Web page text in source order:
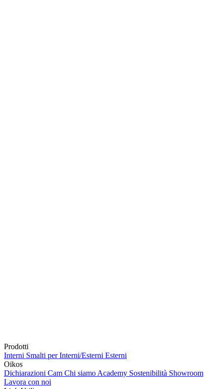
Prodotti
Interni Smalti per Interni/Esterni Esterni
Oikos
Dichiarazioni Cam Chi siamo Academy Sostenibilità Showroom
Lavora con noi